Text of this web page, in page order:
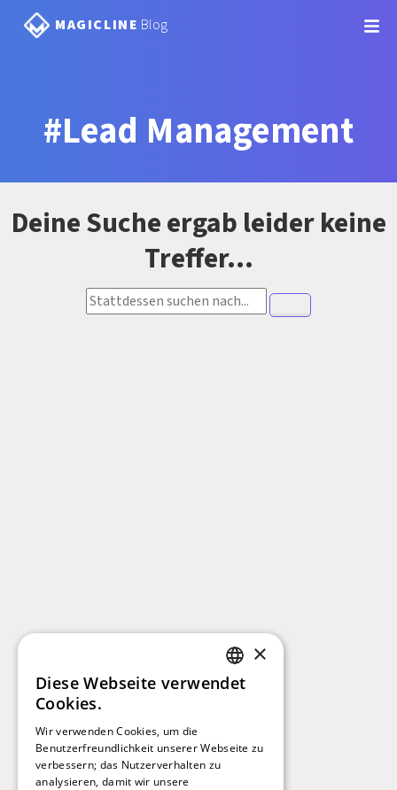
MAGICLINE Blog
#Lead Management
Deine Suche ergab leider keine
Treffer...
GERMAN
×
Diese Webseite verwendet
Cookies.
Wir verwenden Cookies, um die
Benutzerfreundlichkeit unserer Webseite zu
verbessern; das Nutzerverhalten zu
analysieren, damit wir unsere